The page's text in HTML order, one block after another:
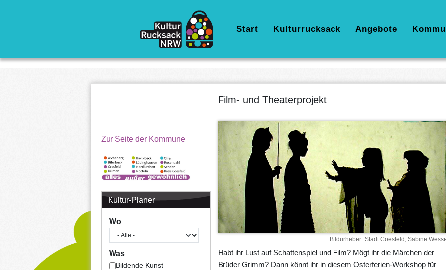
Hauptnavigation
Start Kulturrucksack Angebote
Zur Seite der Kommune
Kultur-Planer
Wo
Was
Bildende Kunst
Film- und Theaterprojekt
Bildurheber Stadt Coesfeld, Sabine
Habt ihr Lust auf Schattenspiel und Film? Mögt ihr die Märchen der
Brüder Grimm? Dann könnt ihr in diesem Osterferien-Workshop für